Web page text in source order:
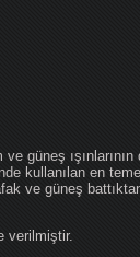
güneş ışınlarının
kullanılan en
ve güneş
verilmiştir.